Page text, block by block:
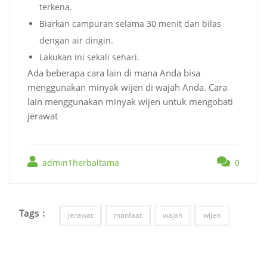
terkena.
Biarkan campuran selama 30 menit dan bilas
dengan air dingin.
Lakukan ini sekali sehari.
Ada beberapa cara lain di mana Anda bisa
menggunakan minyak wijen di wajah Anda. Cara
lain menggunakan minyak wijen untuk mengobati
jerawat
admin1herbaltama 0
Tags : jerawat manfaat wajah wijen